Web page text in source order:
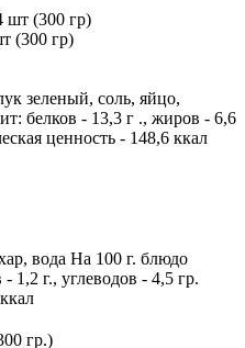
(300 гр)
зеленый, соль, яйцо,
белков - 13,3 г ., жиров - 6,6
ценность - 148,6 ккал
вода На 100 г. блюдо
1,2 г., углеводов - 4,5 гр.